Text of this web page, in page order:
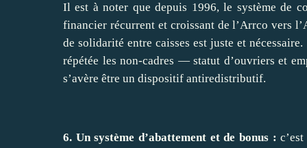
Il est à noter que depuis 1996, le système de
financier récurrent et croissant de l’Arrco vers
de solidarité entre caisses est juste et
répétée les non-cadres — statut d’ouvriers et
s’avère être un dispositif antiredistributif.
6. Un système d’abattement et de bonus :